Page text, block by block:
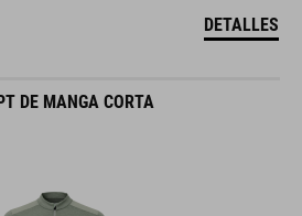
DETALLES
DE MANGA CORTA